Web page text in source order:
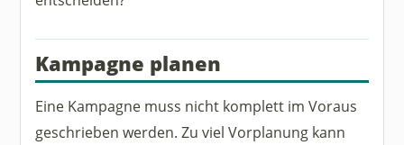
Kampagne planen
Eine Kampagne muss nicht komplett im Voraus
geschrieben werden. Zu viel Vorplanung kann